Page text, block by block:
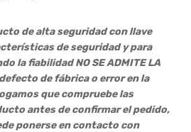
de alta seguridad con llave
de seguridad y para
la fiabilidad NO SE ADMITE LA
de fábrica o error en la
que compruebe las
antes de confirmar el pedido,
ponerse en contacto con